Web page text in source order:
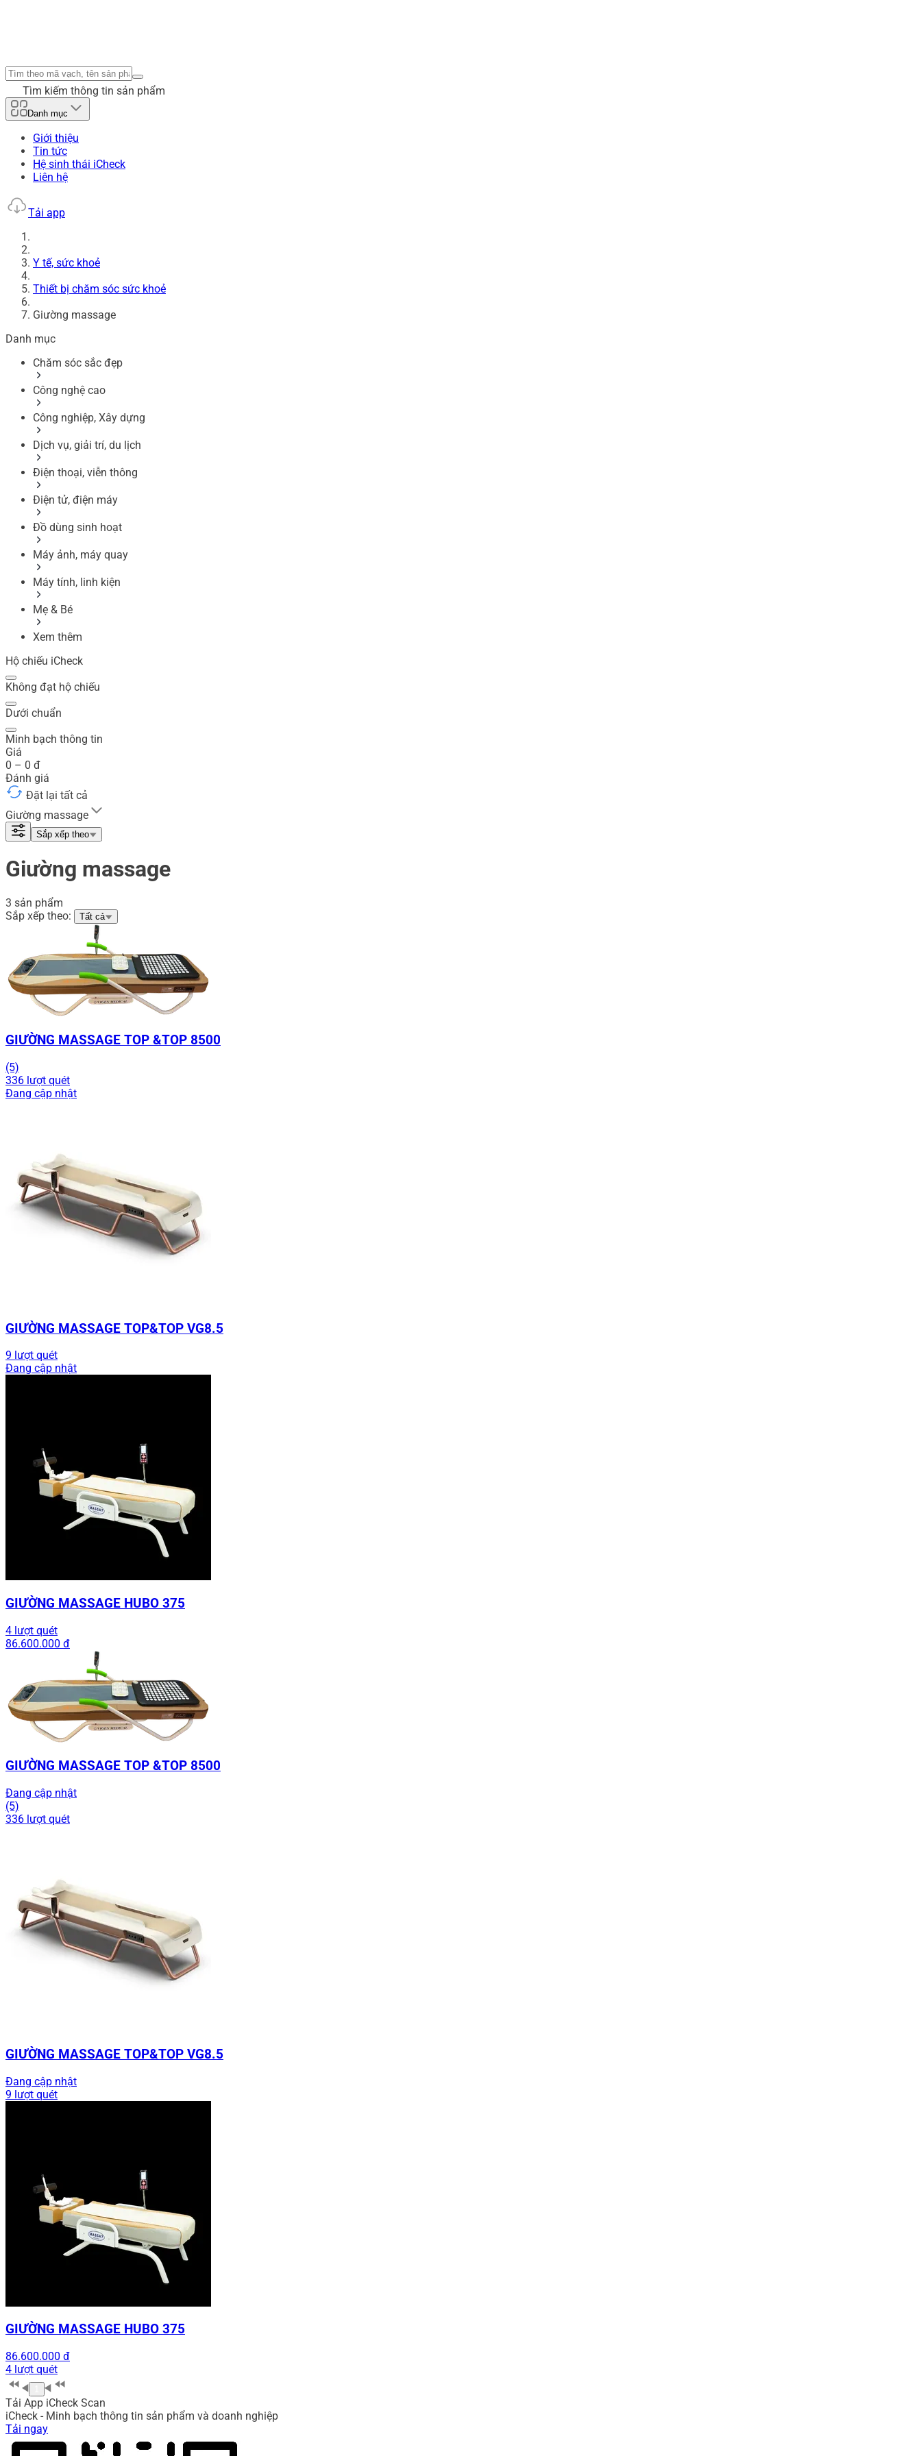
Tìm kiếm thông tin sản phẩm
Danh mục
Giới thiệu
Tin tức
Hệ sinh thái iCheck
Liên hệ
Tải app
Y tế, sức khoẻ
Thiết bị chăm sóc sức khoẻ
Giường massage
Danh mục
Chăm sóc sắc đẹp
Công nghệ cao
Công nghiệp, Xây dựng
Dịch vụ, giải trí, du lịch
Điện thoại, viễn thông
Điện tử, điện máy
Đồ dùng sinh hoạt
Máy ảnh, máy quay
Máy tính, linh kiện
Mẹ & Bé
Xem thêm
Hộ chiếu iCheck
Không đạt hộ chiếu
Dưới chuẩn
Minh bạch thông tin
Giá
0 – 0 đ
Đánh giá
Đặt lại tất cả
Giường massage
Sắp xếp theo
Giường massage
3 sản phẩm
Sắp xếp theo:
Tất cả
GIƯỜNG MASSAGE TOP &TOP 8500
(5)
336 lượt quét
Đang cập nhật
GIƯỜNG MASSAGE TOP&TOP VG8.5
9 lượt quét
Đang cập nhật
GIƯỜNG MASSAGE HUBO 375
4 lượt quét
86.600.000 đ
GIƯỜNG MASSAGE TOP &TOP 8500
Đang cập nhật
(5)
336 lượt quét
GIƯỜNG MASSAGE TOP&TOP VG8.5
Đang cập nhật
9 lượt quét
GIƯỜNG MASSAGE HUBO 375
86.600.000 đ
4 lượt quét
Tải App iCheck Scan
iCheck - Minh bạch thông tin sản phẩm và doanh nghiệp
Tải ngay